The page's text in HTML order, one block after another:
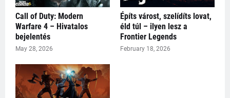
Call of Duty: Modern
Warfare 4 – Hivatalos
bejelentés
May 28, 2026
Építs várost, szelídíts lovat,
éld túl – ilyen lesz a
Frontier Legends
February 18, 2026